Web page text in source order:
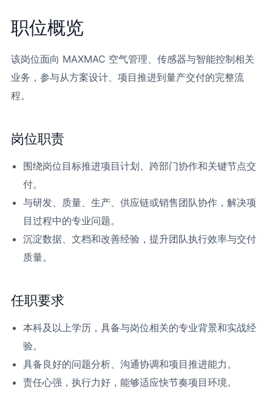
职位概览
该岗位面向 MAXMAC 空气管理、传感器与智能控制相关
业务，参与从方案设计、项目推进到量产交付的完整流
程。
岗位职责
围绕岗位目标推进项目计划、跨部门协作和关键节点交
付。
与研发、质量、生产、供应链或销售团队协作，解决项
目过程中的专业问题。
沉淀数据、文档和改善经验，提升团队执行效率与交付
质量。
任职要求
本科及以上学历，具备与岗位相关的专业背景和实战经
验。
具备良好的问题分析、沟通协调和项目推进能力。
责任心强，执行力好，能够适应快节奏项目环境。